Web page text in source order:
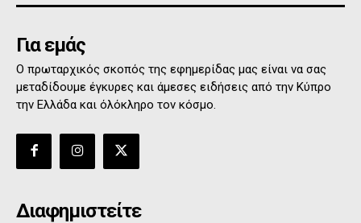
Για εμάς
Ο πρωταρχικός σκοπός της εφημερίδας μας είναι να σας
μεταδίδουμε έγκυρες και άμεσες ειδήσεις από την Κύπρο
την Ελλάδα και όλόκληρο τον κόσμο.
Διαφημιστείτε